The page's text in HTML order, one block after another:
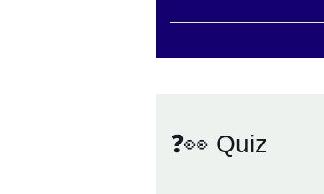
❓👀 Quiz